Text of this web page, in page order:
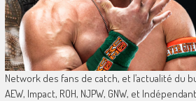
Network des fans de catch, et l’actualité du
AEW, Impact, ROH, NJPW, GNW, et